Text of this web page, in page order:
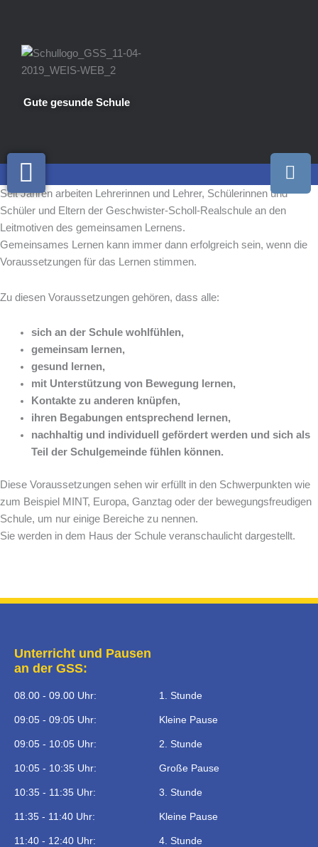
Gute gesunde Schule
I
n
s
a
g
Seit Jahren arbeiten Lehrerinnen und Lehrer, Schülerinnen und
Schüler und Eltern der Geschwister-Scholl-Realschule an den
Leitmotiven des gemeinsamen Lernens.
Gemeinsames Lernen kann immer dann erfolgreich sein, wenn die
Voraussetzungen für das Lernen stimmen.
Zu diesen Voraussetzungen gehören, dass alle:
sich an der Schule wohlfühlen,
gemeinsam lernen,
gesund lernen,
mit Unterstützung von Bewegung lernen,
Kontakte zu anderen knüpfen,
ihren Begabungen entsprechend lernen,
nachhaltig und individuell gefördert werden und sich als
Teil der Schulgemeinde fühlen können.
Diese Voraussetzungen sehen wir erfüllt in den Schwerpunkten wie
zum Beispiel MINT, Europa, Ganztag oder der bewegungsfreudigen
Schule, um nur einige Bereiche zu nennen.
Sie werden in dem Haus der Schule veranschaulicht dargestellt.
Unterricht und Pausen
an der GSS:
08.00 - 09.00 Uhr: 1. Stunde
09:05 - 09:05 Uhr: Kleine Pause
09:05 - 10:05 Uhr: 2. Stunde
10:05 - 10:35 Uhr: Große Pause
10:35 - 11:35 Uhr: 3. Stunde
11:35 - 11:40 Uhr: Kleine Pause
11:40 - 12:40 Uhr: 4. Stunde